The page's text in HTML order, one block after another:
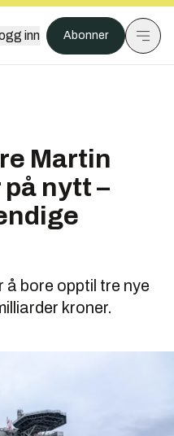
inn Abonner
Martin
nytt –
bore opptil tre nye
kroner.